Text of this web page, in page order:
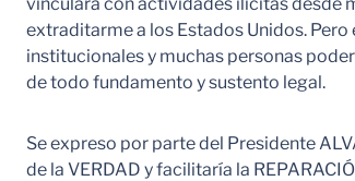
extraditarme a los Estados Unidos.
institucionales y muchas personas
de todo fundamento y sustento legal.
Se expreso por parte del Presidente
de la VERDAD y facilitaría la